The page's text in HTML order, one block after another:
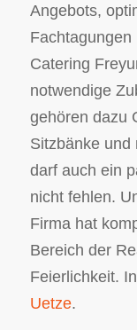
Angebots,
Catering
notwendige
gehören dazu
Sitzbänke und
darf auch ein
nicht fehlen.
Firma hat
Bereich der
Feierlichkeit.
Uetze.